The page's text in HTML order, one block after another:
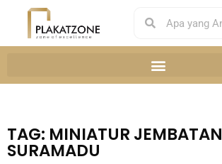
TAG: MINIATUR JEMBATAN
SURAMADU